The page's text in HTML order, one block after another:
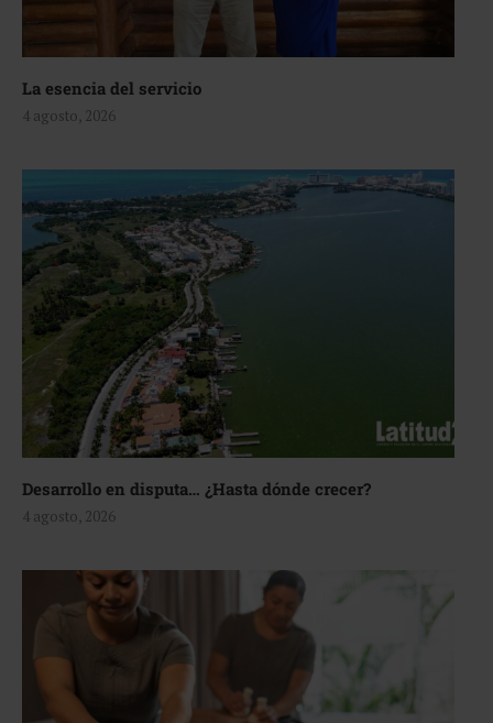
La esencia del servicio
4 agosto, 2026
Desarrollo en disputa… ¿Hasta dónde crecer?
4 agosto, 2026